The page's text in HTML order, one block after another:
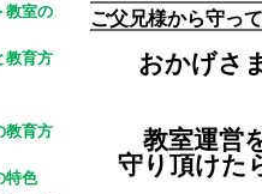
教室の
教育方
教育方
特色
ご父兄様から守っ
おかげさ
教室運営
守り頂けた